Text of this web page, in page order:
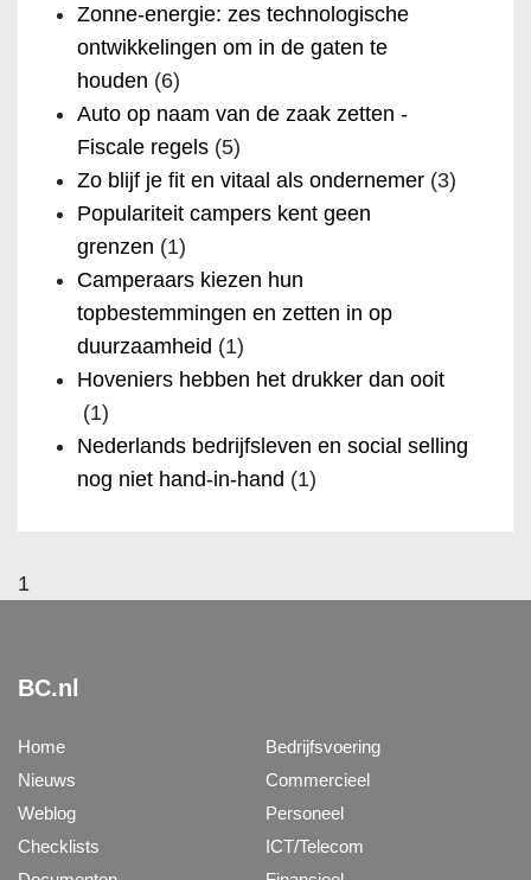
Zonne-energie: zes technologische
ontwikkelingen om in de gaten te
houden (6)
Auto op naam van de zaak zetten -
Fiscale regels (5)
Zo blijf je fit en vitaal als ondernemer (3)
Populariteit campers kent geen
grenzen (1)
Camperaars kiezen hun
topbestemmingen en zetten in op
duurzaamheid (1)
Hoveniers hebben het drukker dan ooit
(1)
Nederlands bedrijfsleven en social selling
nog niet hand-in-hand (1)
1
BC.nl
Home
Nieuws
Weblog
Checklists
Bedrijfsvoering
Commercieel
Personeel
ICT/Telecom